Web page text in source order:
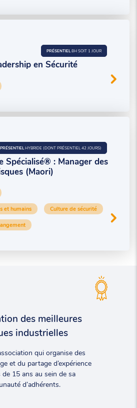
PRÉSENTIEL8H SOIT 1 JOUR
en Sécurité
PRÉSENTIEL HYBRIDE (DONT PRÉSENTIEL 42 JOURS)
Spécialisé® : Manager des
(Maori)
et humains Culture de sécurité
des meilleures
industrielles
qui organise des
et du partage d’expérience
15 ans au sein de sa
d’adhérents.